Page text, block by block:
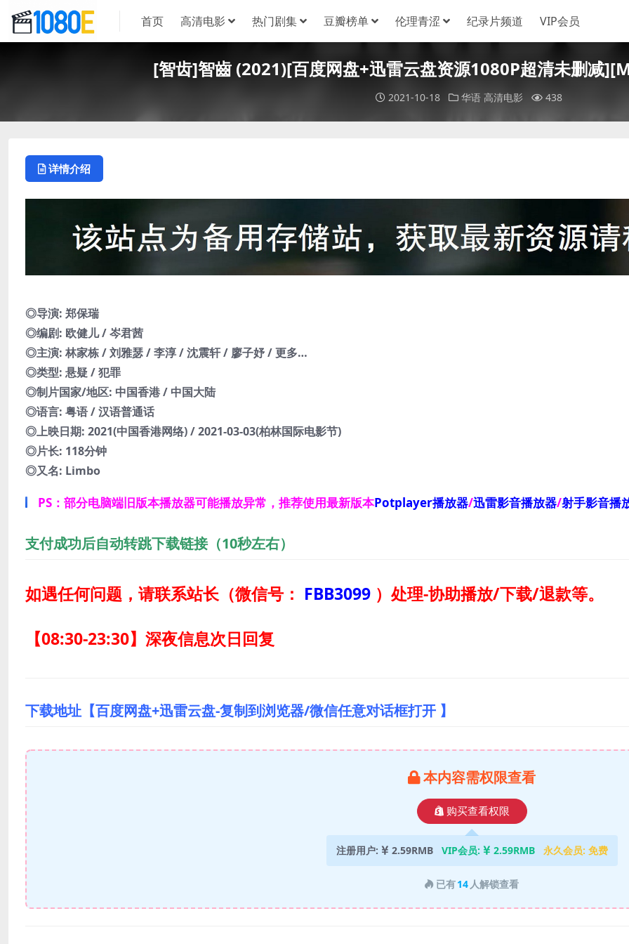
首页 高清电影 热门剧集 豆瓣榜单 伦理青涩 纪录片频道 VIP会员
[智齿]智齒 (2021)[百度网盘+迅雷云盘资源1080P超清未删减
2021-10-18 华语 高清电影 438
详情介绍
◎导演: 郑保瑞
◎编剧: 欧健儿 / 岑君茜
◎主演: 林家栋 / 刘雅瑟 / 李淳 / 沈震轩 / 廖子妤 / 更多…
◎类型: 悬疑 / 犯罪
◎制片国家/地区: 中国香港 / 中国大陆
◎语言: 粤语 / 汉语普通话
◎上映日期: 2021(中国香港网络) / 2021-03-03(柏林国际电影节)
◎片长: 118分钟
◎又名: Limbo
PS：部分电脑端旧版本播放器可能播放异常，推荐使用最新版本Potplayer播放器/迅雷影音播放器/射手影音播
支付成功后自动转跳下载链接（10秒左右）
如遇任何问题，请联系站长（微信号： FBB3099 ） 处理-协助播放/下载/退款等。
【08:30-23:30】深夜信息次日回复
下载地址【百度网盘+迅雷云盘-复制到浏览器/微信任意对话框打开 】
本内容需权限查看
购买查看权限
注册用户: 2.59RMB VIP会员: 2.59RMB 永久会员: 免费
已有14 人解锁查看